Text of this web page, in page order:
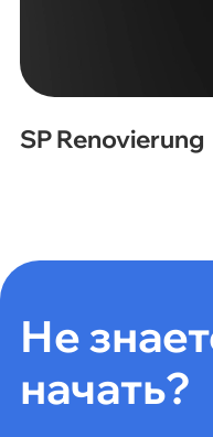
SP Renovierung
Не
начать?